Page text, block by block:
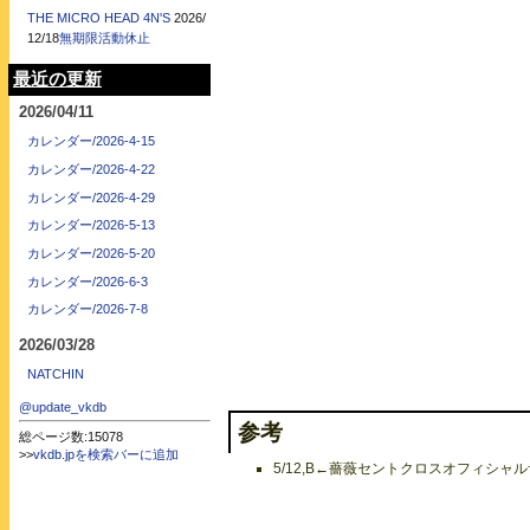
参考
5/12,B←薔薇セントクロスオフィシャル
THE MICRO HEAD 4N'S 2026/
12/18無期限活動休止
最近の更新
2026/04/11
カレンダー/2026-4-15
カレンダー/2026-4-22
カレンダー/2026-4-29
カレンダー/2026-5-13
カレンダー/2026-5-20
カレンダー/2026-6-3
カレンダー/2026-7-8
2026/03/28
NATCHIN
@update_vkdb
総ページ数:15078
>>vkdb.jpを検索バーに追加